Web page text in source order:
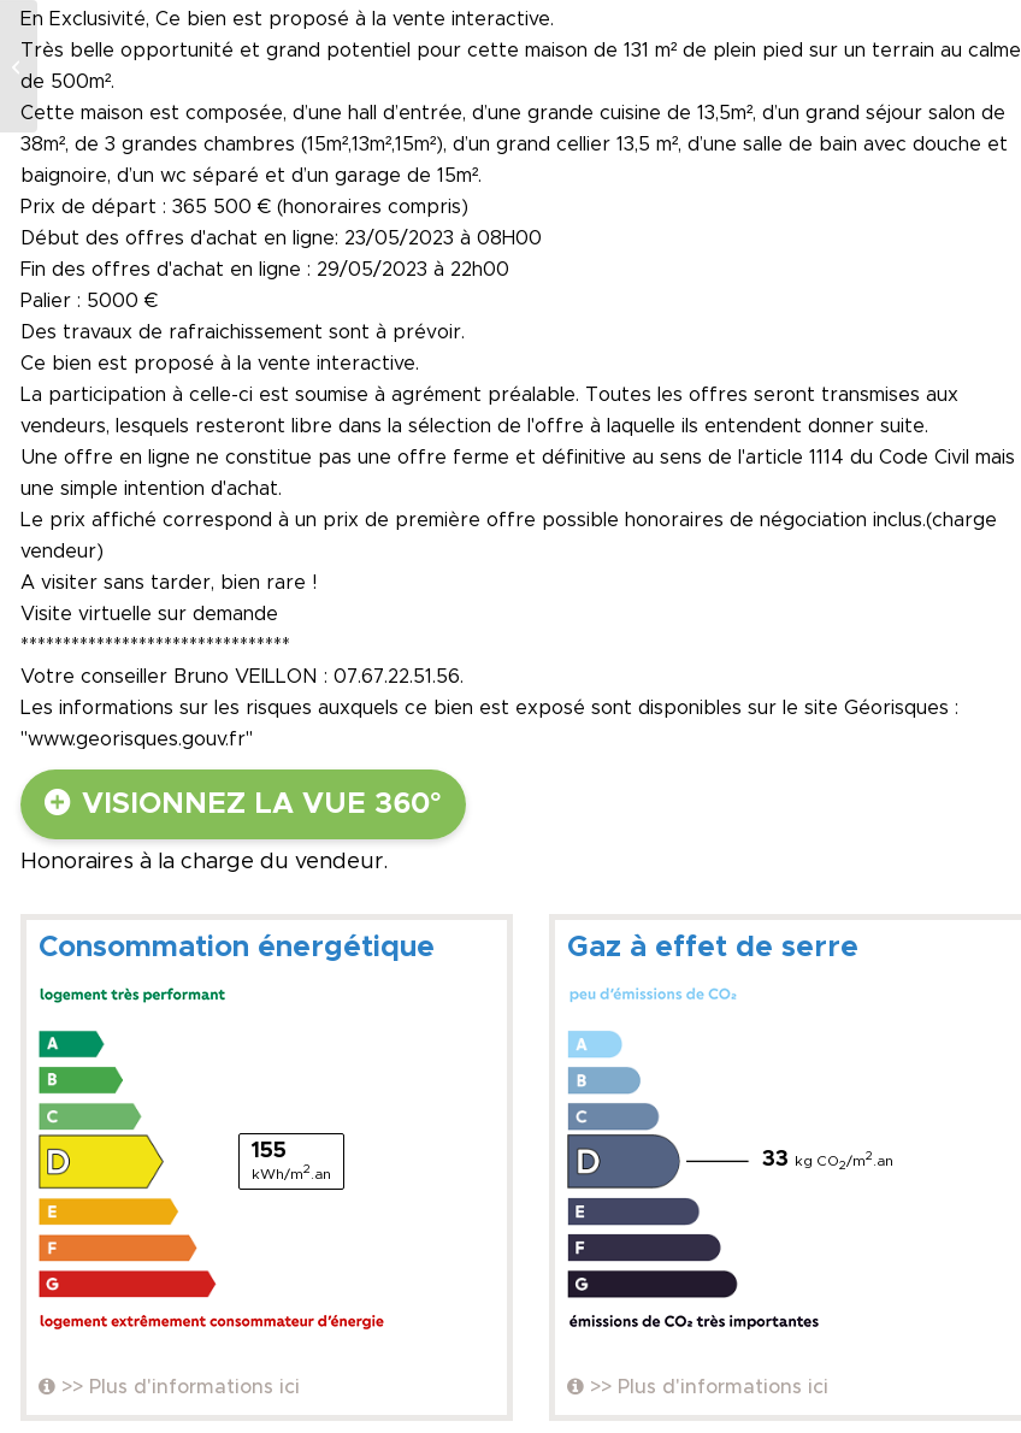
En Exclusivité, Ce bien est proposé à la vente interactive.
Très belle opportunité et grand potentiel pour cette maison de 131 m² de plein pied sur un terrain au calme
de 500m².
Cette maison est composée, d’une hall d’entrée, d’une grande cuisine de 13,5m², d’un grand séjour salon de
38m², de 3 grandes chambres (15m²,13m²,15m²), d’un grand cellier 13,5 m², d’une salle de bain avec douche et
baignoire, d’un wc séparé et d’un garage de 15m².
Prix de départ : 365 500 € (honoraires compris)
Début des offres d'achat en ligne: 23/05/2023 à 08H00
Fin des offres d'achat en ligne : 29/05/2023 à 22h00
Palier : 5000 €
Des travaux de rafraichissement sont à prévoir.
Ce bien est proposé à la vente interactive.
La participation à celle-ci est soumise à agrément préalable. Toutes les offres seront transmises aux
vendeurs, lesquels resteront libre dans la sélection de l'offre à laquelle ils entendent donner suite.
Une offre en ligne ne constitue pas une offre ferme et définitive au sens de l'article 1114 du Code Civil mais
une simple intention d'achat.
Le prix affiché correspond à un prix de première offre possible honoraires de négociation inclus.(charge
vendeur)
A visiter sans tarder, bien rare !
Visite virtuelle sur demande
********************************
Votre conseiller Bruno VEILLON : 07.67.22.51.56.
Les informations sur les risques auxquels ce bien est exposé sont disponibles sur le site Géorisques :
"www.georisques.gouv.fr"
VISIONNEZ LA VUE 360°
Honoraires à la charge du vendeur.
Consommation énergétique
155
kWh/m2 .an
>> Plus d'informations ici
Gaz à effet de serre
33 kg CO2/m2 .an
>> Plus d'informations ici
Villa plain pied avec
piscine